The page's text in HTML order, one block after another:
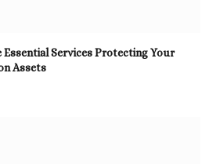
Essential Services Protecting Your
Assets